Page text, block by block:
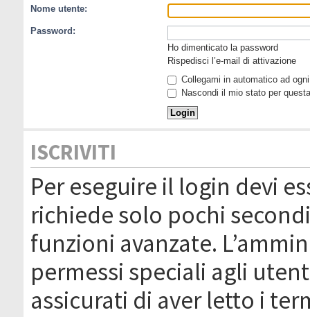
Nome utente:
Password:
Ho dimenticato la password
Rispedisci l’e-mail di attivazione
Collegami in automatico ad
Nascondi il mio stato per
ISCRIVITI
Per eseguire il login devi
richiede solo pochi
funzioni avanzate.
permessi speciali agli
assicurati di aver letto i